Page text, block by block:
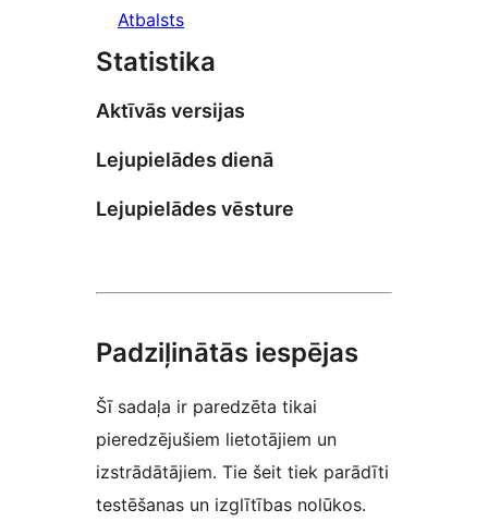
Atbalsts
Statistika
Aktīvās versijas
Lejupielādes dienā
Lejupielādes vēsture
Padziļinātās iespējas
Šī sadaļa ir paredzēta tikai
pieredzējušiem lietotājiem un
izstrādātājiem. Tie šeit tiek parādīti
testēšanas un izglītības nolūkos.